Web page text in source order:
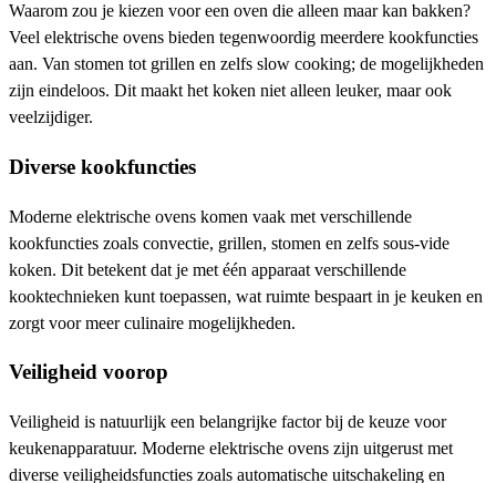
Waarom zou je kiezen voor een oven die alleen maar kan bakken?
Veel elektrische ovens bieden tegenwoordig meerdere kookfuncties
aan. Van stomen tot grillen en zelfs slow cooking; de mogelijkheden
zijn eindeloos. Dit maakt het koken niet alleen leuker, maar ook
veelzijdiger.
Diverse kookfuncties
Moderne elektrische ovens komen vaak met verschillende
kookfuncties zoals convectie, grillen, stomen en zelfs sous-vide
koken. Dit betekent dat je met één apparaat verschillende
kooktechnieken kunt toepassen, wat ruimte bespaart in je keuken en
zorgt voor meer culinaire mogelijkheden.
Veiligheid voorop
Veiligheid is natuurlijk een belangrijke factor bij de keuze voor
keukenapparatuur. Moderne elektrische ovens zijn uitgerust met
diverse veiligheidsfuncties zoals automatische uitschakeling en